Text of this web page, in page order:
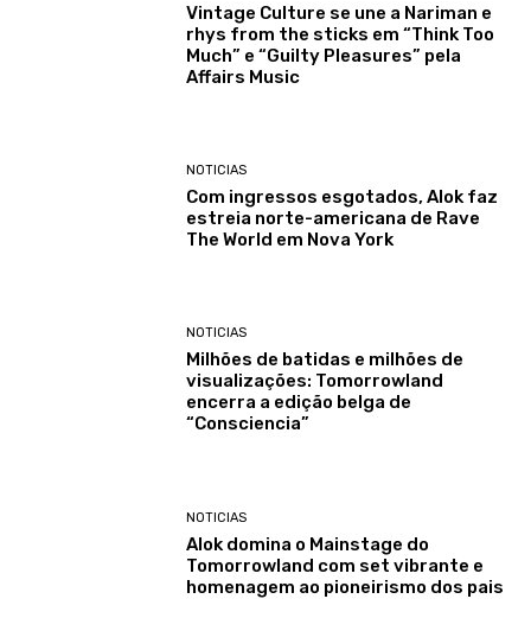
Vintage Culture se une a Nariman e
rhys from the sticks em “Think Too
Much” e “Guilty Pleasures” pela
Affairs Music
NOTICIAS
Com ingressos esgotados, Alok faz
estreia norte-americana de Rave
The World em Nova York
NOTICIAS
Milhões de batidas e milhões de
visualizações: Tomorrowland
encerra a edição belga de
“Consciencia”
NOTICIAS
Alok domina o Mainstage do
Tomorrowland com set vibrante e
homenagem ao pioneirismo dos pais